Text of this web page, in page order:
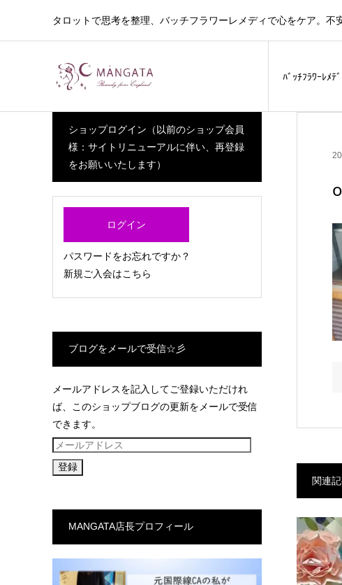
タロットで思考を整理、バッチフラワーレメディで心をケア。
ﾊﾞｯﾁﾌﾗﾜｰﾚﾒﾃ
関連
ショップログイン（以前のショップ会員
様：サイトリニューアルに伴い、再登録
をお願いいたします）
ログイン
パスワードをお忘れですか？
新規ご入会はこちら
ブログをメールで受信☆彡
メールアドレスを記入してご登録いただけれ
ば、このショップブログの更新をメールで受信
できます。
メ
ー
MANGATA店長プロフィール